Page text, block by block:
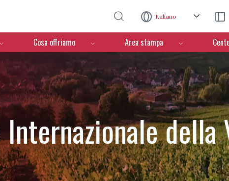
Italiano
Cosa offriamo Area stampa
Internazionale della